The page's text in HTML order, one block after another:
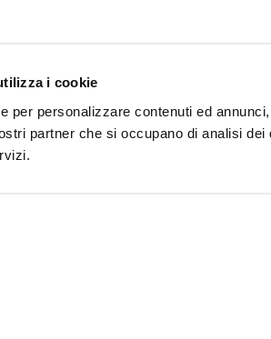
i cookie
per personalizzare contenuti ed
partner che si occupano di analisi